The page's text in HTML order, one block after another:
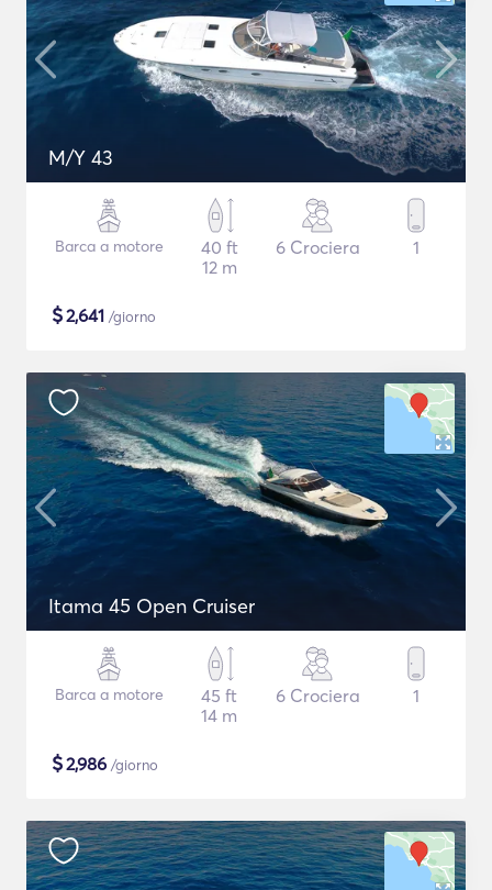
M/Y 43
Barca a motore
40 ft
12 m
6 Crociera 1
$2,641 /giorno
Itama 45 Open Cruiser
Barca a motore
45 ft
14 m
6 Crociera 1
$2,986 /giorno